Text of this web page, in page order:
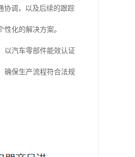
协调，以及后续的跟踪
化的解决方案。
以汽车零部件能效认证
确保生产流程符合法规